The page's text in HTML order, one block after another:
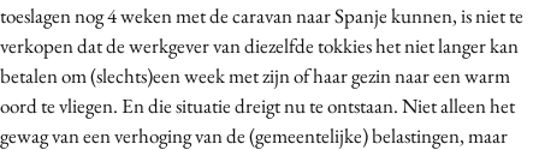
toeslagen nog 4 weken met de caravan naar Spanje kunnen, is niet te
verkopen dat de werkgever van diezelfde tokkies het niet langer kan
betalen om (slechts)een week met zijn of haar gezin naar een warm
oord te vliegen. En die situatie dreigt nu te ontstaan. Niet alleen het
gewag van een verhoging van de (gemeentelijke) belastingen, maar